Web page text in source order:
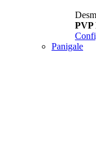
PVP
Panigale